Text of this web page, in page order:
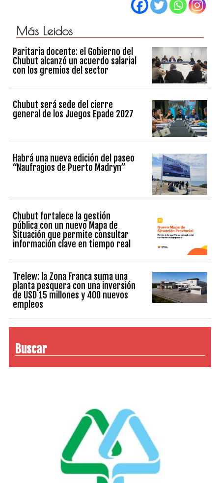
Más Leidos
Paritaria docente: el Gobierno del
Chubut alcanzó un acuerdo salarial
con los gremios del sector
Chubut será sede del cierre
general de los Juegos Epade 2027
Habrá una nueva edición del paseo
“Naufragios de Puerto Madryn”
Chubut fortalece la gestión
pública con un nuevo Mapa de
Situación que permite consultar
información clave en tiempo real
Trelew: la Zona Franca suma una
planta pesquera con una inversión
de USD 15 millones y 400 nuevos
empleos
Buscar